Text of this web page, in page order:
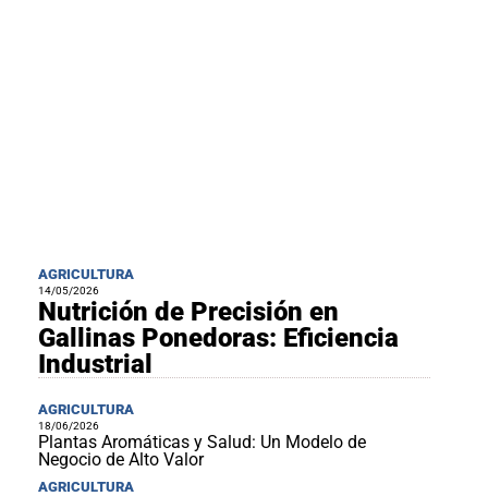
AGRICULTURA
14/05/2026
Nutrición de Precisión en
Gallinas Ponedoras: Eficiencia
Industrial
AGRICULTURA
18/06/2026
Plantas Aromáticas y Salud: Un Modelo de
Negocio de Alto Valor
AGRICULTURA